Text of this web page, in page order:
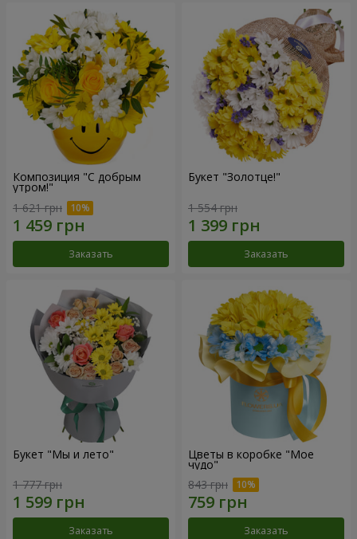
Композиция "С добрым
утром!"
1 621 грн
Заказать
Букет "Золотце!"
1 554 грн
Заказать
Букет "Мы и лето"
1 777 грн
Заказать
Цветы в коробке "Мое
чудо"
843 грн
Заказать